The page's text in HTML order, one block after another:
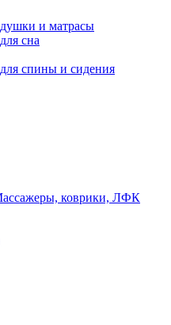
и матрасы
сна
спины и сидения
коврики, ЛФК